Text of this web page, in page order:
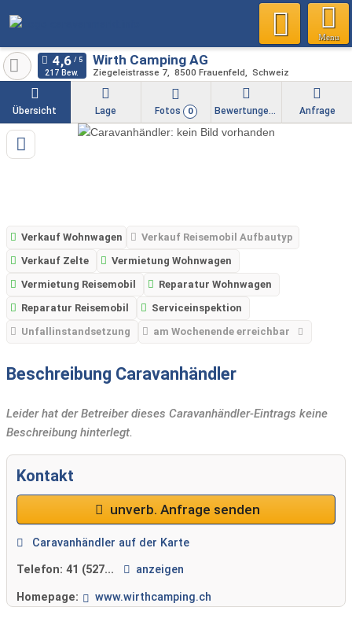
Menu
Wirth Camping AG
Ziegeleistrasse 7 8500 Frauenfeld Schweiz
217 Bew.
Übersicht Lage Fotos 0 Bewertungen Anfrage
Verkauf Wohnwagen
Verkauf Reisemobil Aufbautyp
Verkauf Zelte
Vermietung Wohnwagen
Vermietung Reisemobil
Reparatur Wohnwagen
Reparatur Reisemobil
Serviceinspektion
Unfallinstandsetzung
am Wochenende erreichbar
Beschreibung Caravanhändler
Leider hat der Betreiber dieses Caravanhändler-Eintrags keine
Beschreibung hinterlegt.
Kontakt
unverb. Anfrage senden
Caravanhändler auf der Karte
Telefon: 41 (527... anzeigen
Homepage: www.wirthcamping.ch